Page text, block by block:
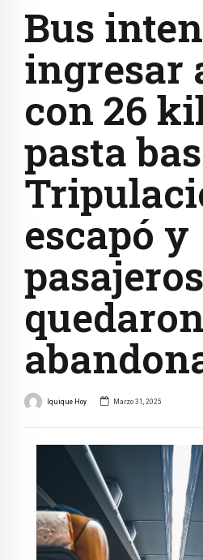
Bus
ingresar
con 26
pasta
escapó y
pasajeros
quedaron
Iquique Hoy Marzo 31, 2025